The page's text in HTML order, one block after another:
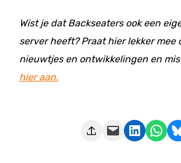
Wist je dat Backseaters ook een
server heeft? Praat hier lekker mee
nieuwtjes en ontwikkelingen en
hier aan.
Deze pagina e-mailen Delen op LinkedIn Delen via WhatsApp Share on Bluesky